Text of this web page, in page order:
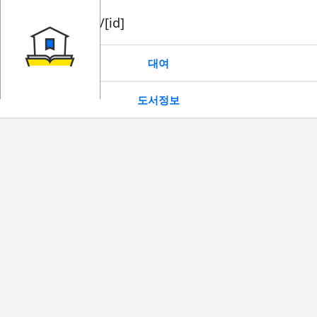
book/rent/[id]
대여
도서정보